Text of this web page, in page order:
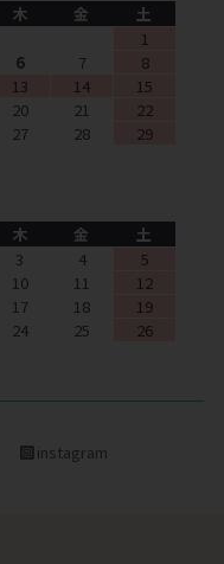
木 金
土
1
6 7
8
13 14
15
20 21
22
27 28
29
木 金
土
3 4
5
10 11
12
17 18
19
24 25
26
instagram